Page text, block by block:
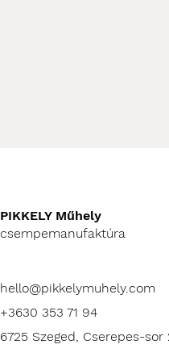
PIKKELY Műhely
csempemanufaktúra
hello@pikkelymuhely.com
+3630 353 71 94
6725 Szeged, Cserepes-sor